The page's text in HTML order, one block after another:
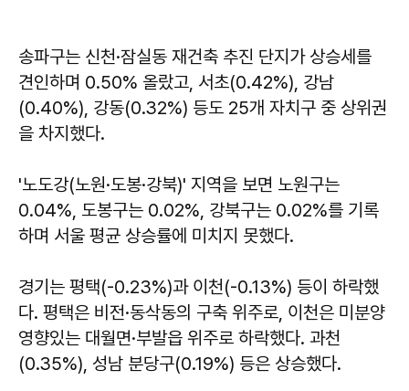
송파구는 신천·잠실동 재건축 추진 단지가 상승세를
견인하며 0.50% 올랐고, 서초(0.42%), 강남
(0.40%), 강동(0.32%) 등도 25개 자치구 중 상위권
을 차지했다.
'노도강(노원·도봉·강북)' 지역을 보면 노원구는
0.04%, 도봉구는 0.02%, 강북구는 0.02%를 기록
하며 서울 평균 상승률에 미치지 못했다.
경기는 평택(-0.23%)과 이천(-0.13%) 등이 하락했
다. 평택은 비전·동삭동의 구축 위주로, 이천은 미분양
영향있는 대월면·부발읍 위주로 하락했다. 과천
(0.35%), 성남 분당구(0.19%) 등은 상승했다.